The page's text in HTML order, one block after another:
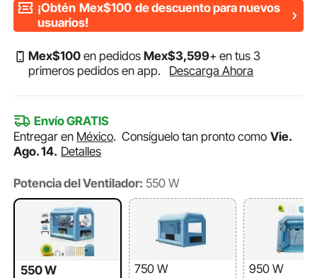
¡Obtén Mex$100 de descuento para nuevos
usuarios!
Mex$100 en pedidosMex$3,599+ en tus 3
primeros pedidos en app.
Descarga Ahora
Envío GRATIS
Entregar en México.Consíguelo tan pronto como Vie.
Ago. 14. Detalles
Potencia del Ventilador: 550 W
550 W 750 W 950 W